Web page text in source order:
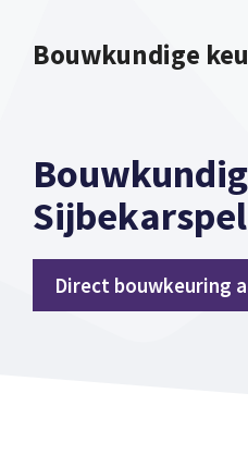
naarBouwkundige
Sijbekarspel
Direct bouwkeuring